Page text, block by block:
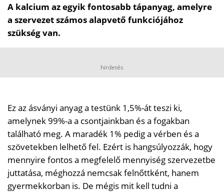
A kalcium az egyik fontosabb tápanyag, amelyre
a szervezet számos alapvető funkciójához
szükség van.
hirdetés
Ez az ásványi anyag a testünk 1,5%-át teszi ki,
amelynek 99%-a a csontjainkban és a fogakban
található meg. A maradék 1% pedig a vérben és a
szövetekben lelhető fel. Ezért is hangsúlyozzák, hogy
mennyire fontos a megfelelő mennyiség szervezetbe
juttatása, méghozzá nemcsak felnőttként, hanem
gyermekkorban is. De mégis mit kell tudni a